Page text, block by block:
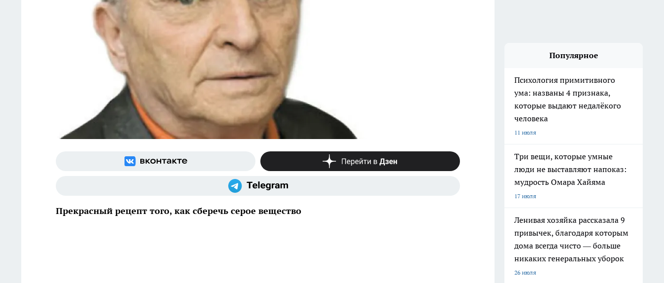
Прекрасный рецепт того, как сберечь серое вещество
Популярное
Психология примитивного
ума: названы 4 признака,
которые выдают недалёкого
человека
11 июля
Три вещи, которые умные
люди не выставляют напоказ:
мудрость Омара Хайяма
17 июля
Ленивая хозяйка рассказала 9
привычек, благодаря которым
дома всегда чисто — больше
никаких генеральных уборок
26 июля